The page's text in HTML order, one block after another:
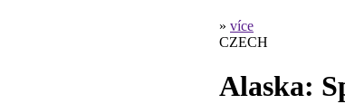
» více
CZECH
Alaska: